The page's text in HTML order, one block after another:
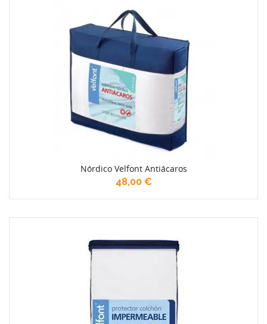
Nórdico Velfont Antiácaros
48,00 €